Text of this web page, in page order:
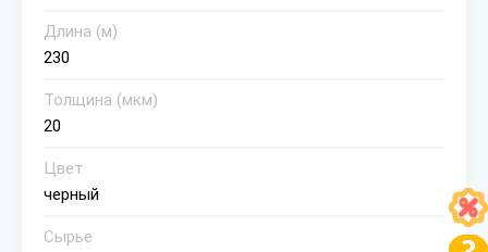
Длина (м)
230
Толщина (мкм)
20
Цвет
черный
Сырье